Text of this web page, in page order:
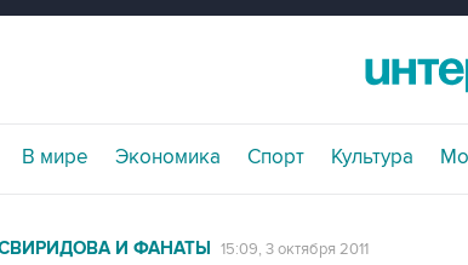
В мире Экономика Спорт Культура
И ФАНАТЫ 15:09, 3 октября 2011